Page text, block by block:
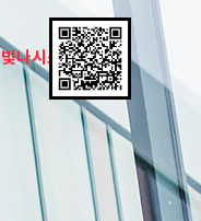
빛나시스템창호